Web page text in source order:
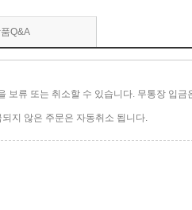
Q&A
류 또는 취소할 수 있습니다. 무통장 입
지 않은 주문은 자동취소 됩니다.